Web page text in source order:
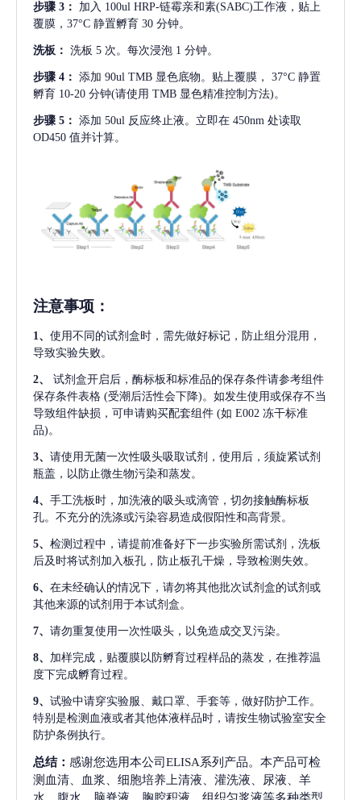
步骤 3： 加入 100ul HRP-链霉亲和素(SABC)工作液，贴上
覆膜，37°C 静置孵育 30 分钟。
洗板： 洗板 5 次。每次浸泡 1 分钟。
步骤 4： 添加 90ul TMB 显色底物。贴上覆膜， 37°C 静置
孵育 10-20 分钟(请使用 TMB 显色精准控制方法)。
步骤 5： 添加 50ul 反应终止液。立即在 450nm 处读取
OD450 值并计算。
注意事项 ：
1、 使用不同的试剂盒时，需先做好标记，防止组分混用，
导致实验失败。
2、
试剂盒开启后，酶标板和标准品的保存条件请参考组件
保存条件表格 (受潮后活性会下降)。如发生使用或保存不当
导致组件缺损，可申请购买配套组件 (如 E002 冻干标准
品)。
3、 请使用无菌一次性吸头吸取试剂，使用后，须旋紧试剂
瓶盖，以防止微生物污染和蒸发。
4、 手工洗板时，加洗液的吸头或滴管，切勿接触酶标板
孔。不充分的洗涤或污染容易造成假阳性和高背景。
5、 检测过程中，请提前准备好下一步实验所需试剂，洗板
后及时将试剂加入板孔，防止板孔干燥，导致检测失效。
6、 在未经确认的情况下，请勿将其他批次试剂盒的试剂或
其他来源的试剂用于本试剂盒。
7、 请勿重复使用一次性吸头，以免造成交叉污染。
8、 加样完成，贴覆膜以防孵育过程样品的蒸发，在推荐温
度下完成孵育过程。
9、 试验中请穿实验服、戴口罩、手套等，做好防护工作。
特别是检测血液或者其他体液样品时，请按生物试验室安全
防护条例执行。
总结： 感谢您选用本公司ELISA系列产品。本产品可检
测血清、血浆、细胞培养上清液、灌洗液、尿液、羊